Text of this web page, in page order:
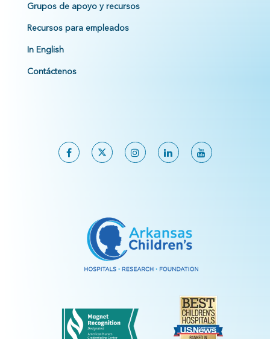
Grupos de apoyo y recursos
Recursos para empleados
In English
Contáctenos